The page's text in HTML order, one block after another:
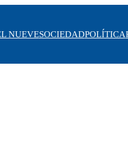
NUEVESOCIEDADPOLÍTICA